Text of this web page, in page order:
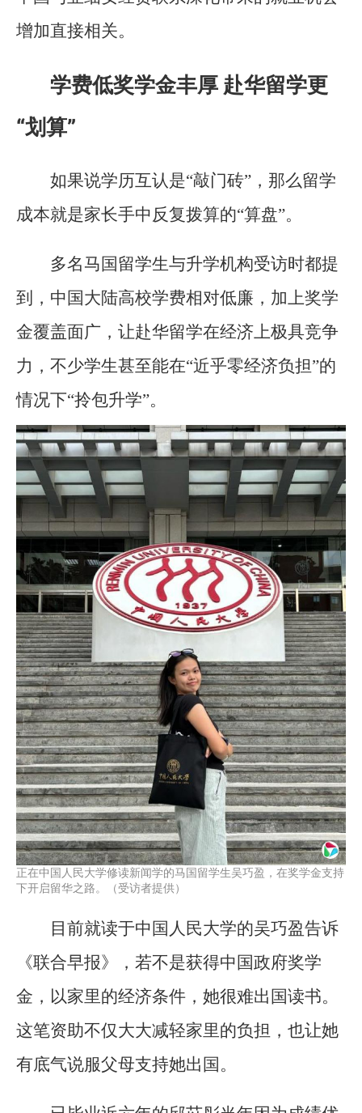
增加直接相关。
学费低奖学金丰厚 赴华留学更
“划算”
如果说学历互认是“敲门砖”，那么留学
成本就是家长手中反复拨算的“算盘”。
多名马国留学生与升学机构受访时都提
到，中国大陆高校学费相对低廉，加上奖学
金覆盖面广，让赴华留学在经济上极具竞争
力，不少学生甚至能在“近乎零经济负担”的
情况下“拎包升学”。
正在中国人民大学修读新闻学的马国留学生吴巧盈，在奖学金支持
下开启留华之路。（受访者提供）
目前就读于中国人民大学的吴巧盈告诉
《联合早报》，若不是获得中国政府奖学
金，以家里的经济条件，她很难出国读书。
这笔资助不仅大大减轻家里的负担，也让她
有底气说服父母支持她出国。